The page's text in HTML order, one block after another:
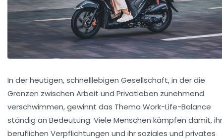
In der heutigen, schnelllebigen Gesellschaft, in der die
Grenzen zwischen Arbeit und Privatleben zunehmend
verschwimmen, gewinnt das Thema Work-Life-Balance
ständig an Bedeutung. Viele Menschen kämpfen damit,
beruflichen Verpflichtungen und ihr soziales und privates